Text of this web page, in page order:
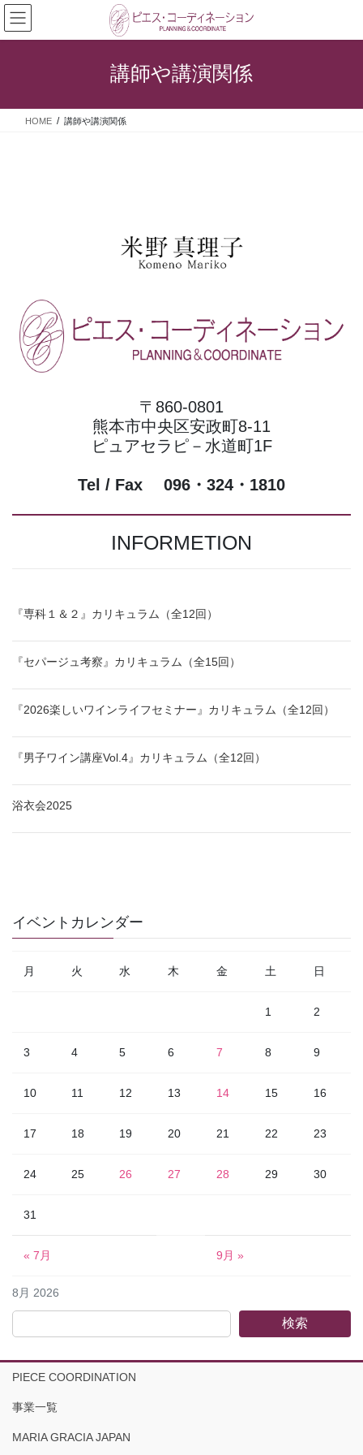
コ
ン
テ
ス
ナ
ビ
ゲ
ン
講師や講演関係
HOME 講師や講演関係
〒860-0801
熊本市中央区安政町8-11
ピュアセラピ－水道町1F
Tel / Fax 096・324・1810
INFORMETION
『専科１＆２』カリキュラム（全12回）
『セパージュ考察』カリキュラム（全15回）
『2026楽しいワインライフセミナー』カリキュラム（全12回）
『男子ワイン講座Vol.4』カリキュラム（全12回）
浴衣会2025
イベントカレンダー
8月 2026
月 火 水 木 金 土 日
1 2
3 4 5 6 7 8 9
10 11 12 13 14 15 16
17 18 19 20 21 22 23
24 25 26 27 28 29 30
31
« 7月 9月 »
検索
PIECE COORDINATION
事業一覧
MARIA GRACIA JAPAN